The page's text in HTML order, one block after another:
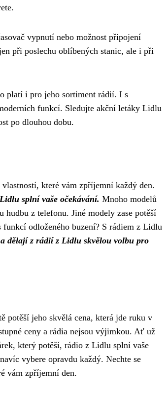
vypnutí nebo možnost připojení
při poslechu oblíbených stanic, ale i při
platí i pro jeho sortiment rádií. I s
funkcí. Sledujte akční letáky Lidlu
po dlouhou dobu.
které vám zpříjemní každý den.
splní vaše očekávání. Mnoho modelů
z telefonu. Jiné modely zase potěší
odloženého buzení? S rádiem z Lidlu
dělají z rádií z Lidlu skvělou volbu pro
potěší jeho skvělá cena, která jde ruku v
ceny a rádia nejsou výjimkou. Ať už
který potěší, rádio z Lidlu splní vaše
vybere opravdu každý. Nechte se
vám zpříjemní den.